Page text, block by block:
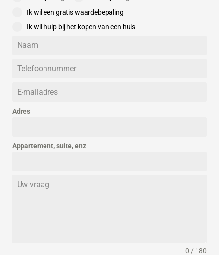
Ik wil een gratis waardebepaling
Ik wil hulp bij het kopen van een huis
Adres
Appartement, suite, enz
0 / 180